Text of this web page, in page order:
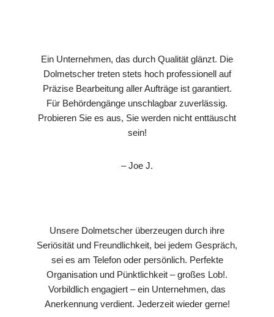
Ein Unternehmen, das durch Qualität glänzt. Die
Dolmetscher treten stets hoch professionell auf
Präzise Bearbeitung aller Aufträge ist garantiert.
Für Behördengänge unschlagbar zuverlässig.
Probieren Sie es aus, Sie werden nicht enttäuscht
sein!
– Joe J.
Unsere Dolmetscher überzeugen durch ihre
Seriösität und Freundlichkeit, bei jedem Gespräch,
sei es am Telefon oder persönlich. Perfekte
Organisation und Pünktlichkeit – großes Lob!.
Vorbildlich engagiert – ein Unternehmen, das
Anerkennung verdient. Jederzeit wieder gerne!